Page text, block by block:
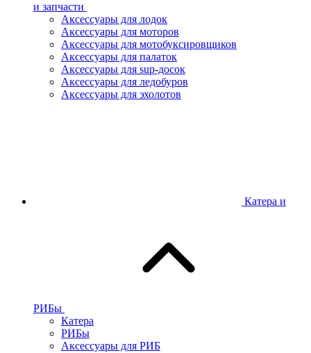
и запчасти
Аксессуары для лодок
Аксессуары для моторов
Аксессуары для мотобуксировщиков
Аксессуары для палаток
Аксессуары для sup-досок
Аксессуары для ледобуров
Аксессуары для эхолотов
Катера и
РИБы
Катера
РИБы
Аксессуары для РИБ